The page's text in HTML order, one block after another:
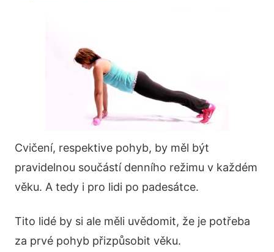
Cvičení, respektive pohyb, by měl být
pravidelnou součástí denního režimu v každém
věku. A tedy i pro lidi po padesátce.
Tito lidé by si ale měli uvědomit, že je potřeba
za prvé pohyb přizpůsobit věku.